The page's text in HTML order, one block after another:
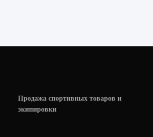
Продажа спортивных товаров и
экипировки